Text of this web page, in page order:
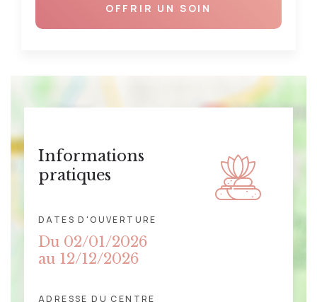
OFFRIR UN SOIN
Informations
pratiques
DATES D'OUVERTURE
Du 02/01/2026
au 12/12/2026
ADRESSE DU CENTRE